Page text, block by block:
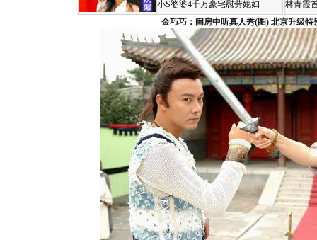
小S婆婆4千万豪宅慰劳媳妇
林青霞
金巧巧：闺房中听真人秀(图) 北京升级特